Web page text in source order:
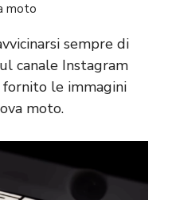
moto
sempre di
canale Instagram
le immagini
moto.